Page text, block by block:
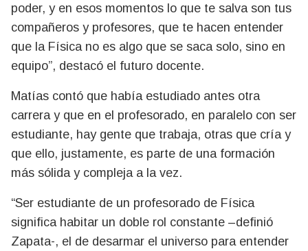
poder, y en esos momentos lo que te salva son tus
compañeros y profesores, que te hacen entender
que la Física no es algo que se saca solo, sino en
equipo”, destacó el futuro docente.
Matías contó que había estudiado antes otra
carrera y que en el profesorado, en paralelo con ser
estudiante, hay gente que trabaja, otras que cría y
que ello, justamente, es parte de una formación
más sólida y compleja a la vez.
“Ser estudiante de un profesorado de Física
significa habitar un doble rol constante –definió
Zapata-, el de desarmar el universo para entender